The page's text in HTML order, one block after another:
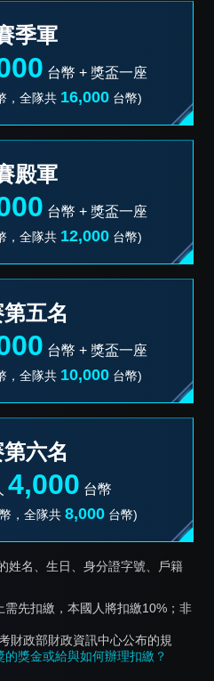
季軍
台幣 + 獎盃一座
，全隊共 16,000台幣)
殿軍
台幣 + 獎盃一座
，全隊共 12,000台幣)
五名
台幣 + 獎盃一座
，全隊共 10,000台幣)
六名
4,000 台幣
，全隊共 8,000台幣)
姓名、生日、身分證字號、戶籍
先扣繳，本國人將扣繳10%；非
財政部財政資訊中心公布的規
獎金或給與如何辦理扣繳？